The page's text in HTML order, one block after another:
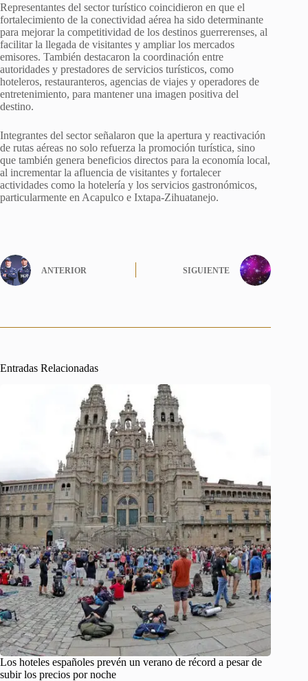
Representantes del sector turístico coincidieron en que el
fortalecimiento de la conectividad aérea ha sido determinante
para mejorar la competitividad de los destinos guerrerenses, al
facilitar la llegada de visitantes y ampliar los mercados
emisores. También destacaron la coordinación entre
autoridades y prestadores de servicios turísticos, como
hoteleros, restauranteros, agencias de viajes y operadores de
entretenimiento, para mantener una imagen positiva del
destino.
Integrantes del sector señalaron que la apertura y reactivación
de rutas aéreas no solo refuerza la promoción turística, sino
que también genera beneficios directos para la economía local,
al incrementar la afluencia de visitantes y fortalecer
actividades como la hotelería y los servicios gastronómicos,
particularmente en Acapulco e Ixtapa-Zihuatanejo.
ANTERIOR SIGUIENTE
Entradas Relacionadas
Los hoteles españoles prevén un verano de récord a pesar de
subir los precios por noche